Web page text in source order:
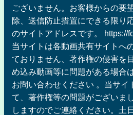
ございません。お客様からの要
除、送信防止措置にできる限り
のサイトアドレスです。 https://
当サイトは各動画共有サイトへ
ておりません、著作権の侵害を
め込み動画等に問題がある場合
お問い合わせください 。当サイ
て、著作権等の問題がございま
しますのでご連絡ください。土